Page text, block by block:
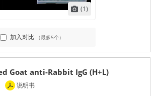
(1)
加入对比 （最多5个）
Goat anti-Rabbit IgG (H+L)
说明书